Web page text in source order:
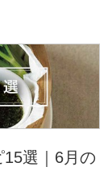
選｜6月の